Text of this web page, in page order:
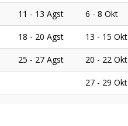
11 - 13 Agst 6 - 8 Okt
18 - 20 Agst 13 - 15 Okt
25 - 27 Agst 20 - 22 Okt
27 - 29 Okt